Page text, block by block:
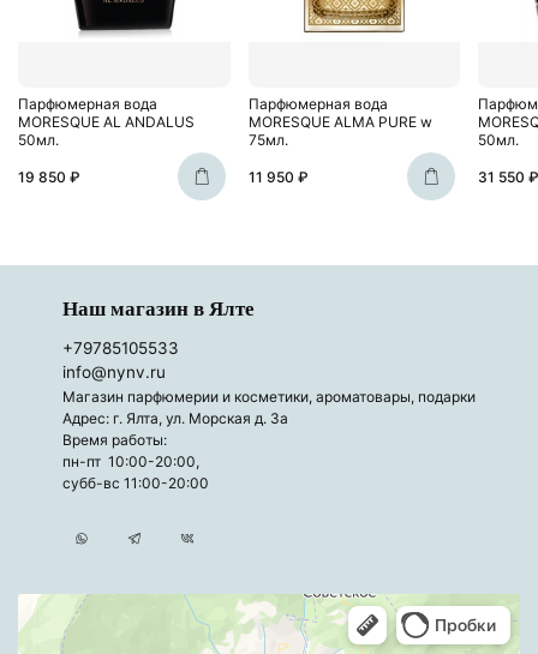
Парфюмерная вода
MORESQUE AL ANDALUS
50мл.
19 850 ₽
Парфюмерная вода
MORESQUE ALMA PURE w
75мл.
11 950 ₽
50мл.
31 550 ₽
Наш магазин в Ялте
+79785105533
info@nynv.ru
Магазин парфюмерии и косметики, ароматовары, подарки
Адрес: г. Ялта, ул. Морская д. 3а
Время работы:
пн-пт 10:00-20:00,
субб-вс 11:00-20:00